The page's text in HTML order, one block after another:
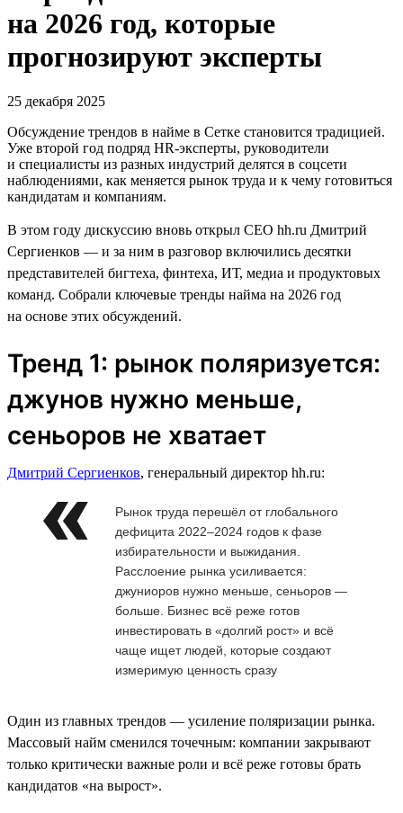
на 2026 год, которые
прогнозируют эксперты
25 декабря 2025
Обсуждение трендов в найме в Сетке становится традицией.
Уже второй год подряд HR-эксперты, руководители
и специалисты из разных индустрий делятся в соцсети
наблюдениями, как меняется рынок труда и к чему готовиться
кандидатам и компаниям.
В этом году дискуссию вновь открыл CEO hh.ru Дмитрий
Сергиенков — и за ним в разговор включились десятки
представителей бигтеха, финтеха, ИТ, медиа и продуктовых
команд. Собрали ключевые тренды найма на 2026 год
на основе этих обсуждений.
Тренд 1: рынок поляризуется:
джунов нужно меньше,
сеньоров не хватает
Дмитрий Сергиенков, генеральный директор hh.ru:
Рынок труда перешёл от глобального
дефицита 2022–2024 годов к фазе
избирательности и выжидания.
Расслоение рынка усиливается:
джуниоров нужно меньше, сеньоров —
больше. Бизнес всё реже готов
инвестировать в «долгий рост» и всё
чаще ищет людей, которые создают
измеримую ценность сразу
Один из главных трендов — усиление поляризации рынка.
Массовый найм сменился точечным: компании закрывают
только критически важные роли и всё реже готовы брать
кандидатов «на вырост».